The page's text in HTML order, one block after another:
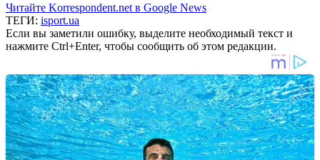
Читайте Korrespondent.net в Google News
ТЕГИ: isport.ua
Если вы заметили ошибку, выделите необходимый текст и
нажмите Ctrl+Enter, чтобы сообщить об этом редакции.